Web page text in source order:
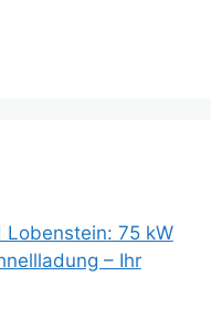
Lobenstein: 75 kW
– Ihr